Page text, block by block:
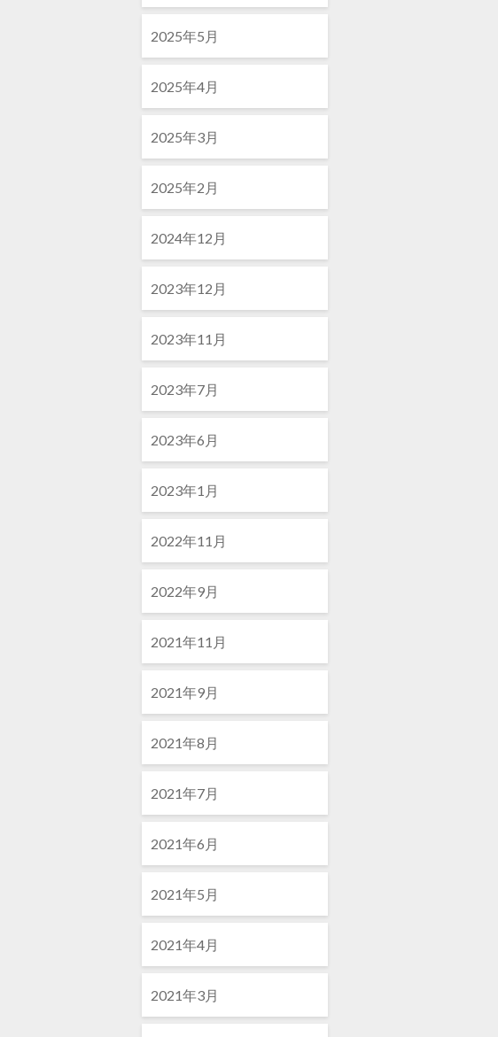
2025年5月
2025年4月
2025年3月
2025年2月
2024年12月
2023年12月
2023年11月
2023年7月
2023年6月
2023年1月
2022年11月
2022年9月
2021年11月
2021年9月
2021年8月
2021年7月
2021年6月
2021年5月
2021年4月
2021年3月